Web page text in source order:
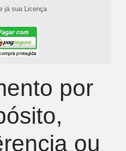
já sua Licença
por
ou